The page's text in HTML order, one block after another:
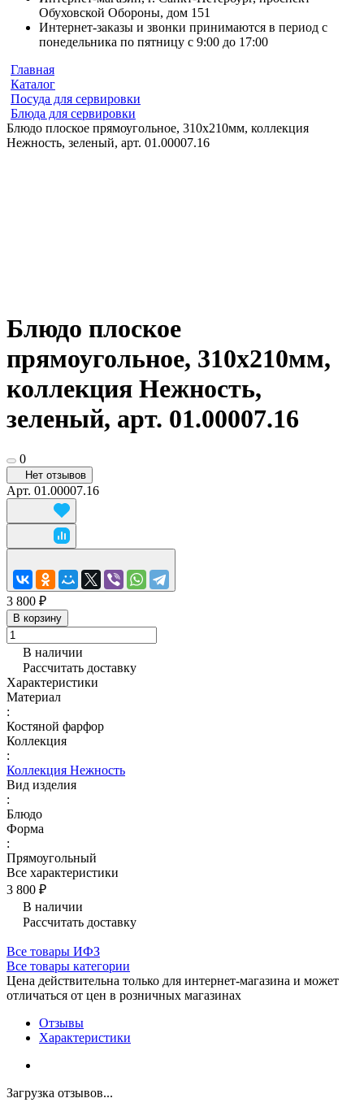
Обуховской Обороны, дом 151
Интернет-заказы и звонки принимаются в период с
понедельника по пятницу с 9:00 до 17:00
Главная
Каталог
Посуда для сервировки
Блюда для сервировки
Блюдо плоское прямоугольное, 310х210мм, коллекция
Нежность, зеленый, арт. 01.00007.16
Блюдо плоское
прямоугольное, 310х210мм,
коллекция Нежность,
зеленый, арт. 01.00007.16
0
Нет отзывов
Арт. 01.00007.16
3 800 ₽
В корзину
В наличии
Рассчитать доставку
Характеристики
Материал
:
Костяной фарфор
Коллекция
:
Коллекция Нежность
Вид изделия
:
Блюдо
Форма
:
Прямоугольный
Все характеристики
3 800 ₽
В наличии
Рассчитать доставку
Все товары ИФЗ
Все товары категории
Цена действительна только для интернет-магазина и может
отличаться от цен в розничных магазинах
Отзывы
Характеристики
Загрузка отзывов...